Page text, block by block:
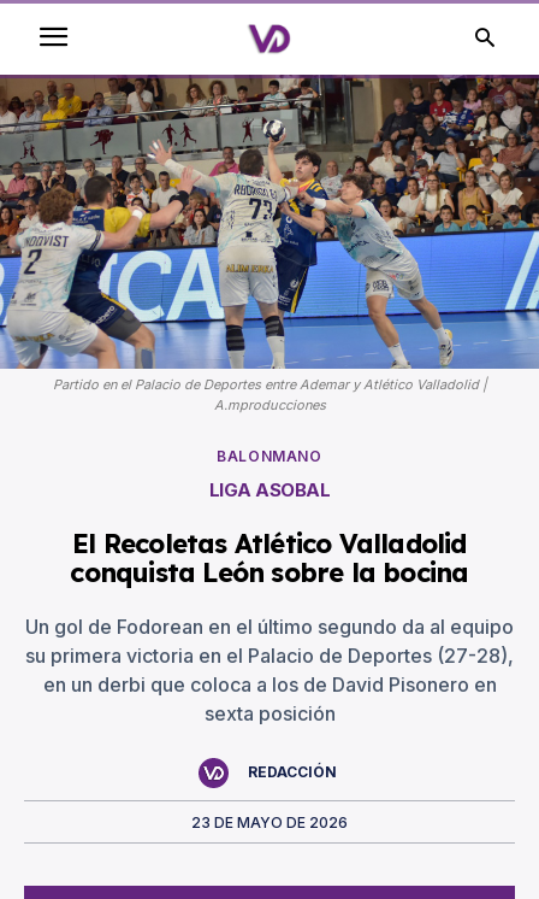
Partido en el Palacio de Deportes entre Ademar y Atlético Valladolid |
A.mproducciones
BALONMANO
LIGA ASOBAL
El Recoletas Atlético Valladolid
conquista León sobre la bocina
Un gol de Fodorean en el último segundo da al equipo
su primera victoria en el Palacio de Deportes (27-28),
en un derbi que coloca a los de David Pisonero en
sexta posición
REDACCIÓN
23 DE MAYO DE 2026